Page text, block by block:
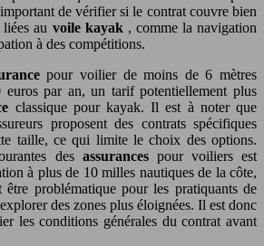
de vérifier si le contrat couvre bien
au voile kayak , comme la navigation
à des compétitions.
pour voilier de moins de 6 mètres
par an, un tarif potentiellement plus
classique pour kayak. Il est à noter que
proposent des contrats spécifiques
taille, ce qui limite le choix des options.
des assurances pour voiliers est
à plus de 10 milles nautiques de la côte,
problématique pour les pratiquants de
des zones plus éloignées. Il est donc
les conditions générales du contrat avant